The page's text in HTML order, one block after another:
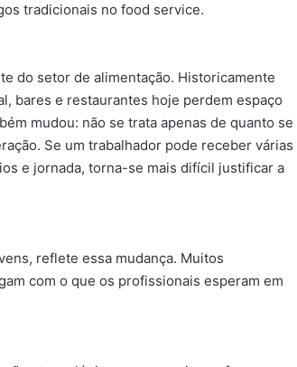
tradicionais no food service.
do setor de alimentação. Historicamente
bares e restaurantes hoje perdem espaço
mudou: não se trata apenas de quanto se
Se um trabalhador pode receber várias
e jornada, torna-se mais difícil justificar a
reflete essa mudança. Muitos
com o que os profissionais esperam em